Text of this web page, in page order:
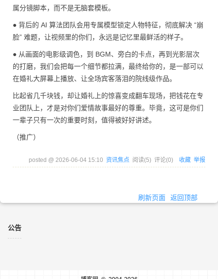
属分镜脚本，而不是无脑套模板。
● 背后的 AI 算法团队会用专属模型锁定人物特征，彻底解决 “崩
脸” 难题，让视频里的你们，永远是记忆里最鲜活的样子。
● 从画面的电影级调色，到 BGM、旁白的卡点，再到光影层次
的打磨，我们会把每一个细节都拉满，最终给你的，是一部可以
在婚礼大屏幕上播放、让全场宾客落泪的院线级作品。
比起省几千块钱，却让婚礼上的惊喜变成翻车现场，把钱花在专
业团队上，才是对你们爱情故事最好的尊重。毕竟，这可是你们
一辈子只有一次的重要时刻，值得被好好讲述。
（推广）
posted @ 2026-06-04 15:10 资讯焦点 阅读(5) 评论(0) 收藏 举报
刷新页面 返回顶部
公告